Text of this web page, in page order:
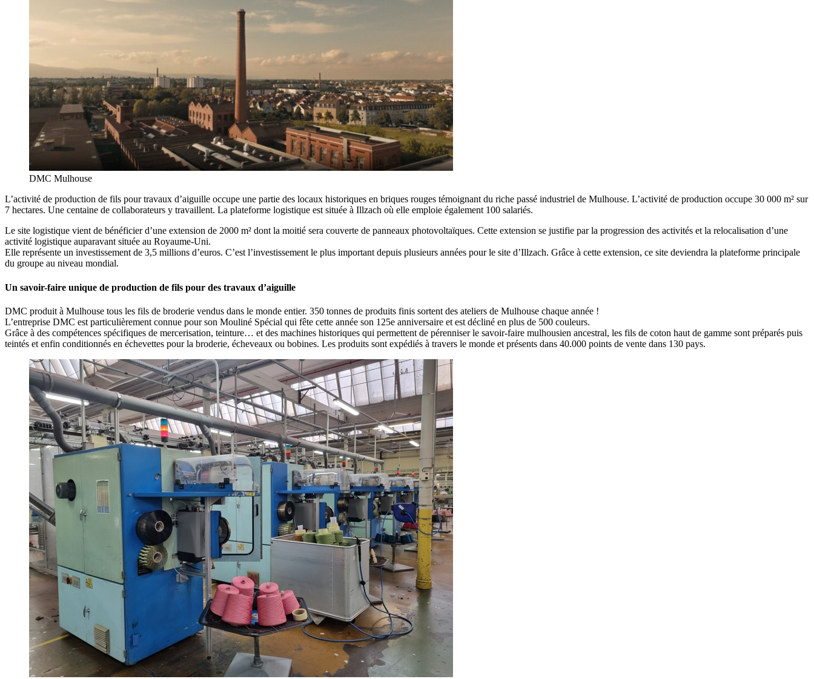
DMC Mulhouse
L’activité de production de fils pour travaux d’aiguille occupe une partie des locaux historiques en briques rouges témoignant du riche passé industriel de Mulhouse. L’activité de production occupe 30 000 m² sur
7 hectares. Une centaine de collaborateurs y travaillent. La plateforme logistique est située à Illzach où elle emploie également 100 salariés.
Le site logistique vient de bénéficier d’une extension de 2000 m² dont la moitié sera couverte de panneaux photovoltaïques. Cette extension se justifie par la progression des activités et la relocalisation d’une
activité logistique auparavant située au Royaume-Uni.
Elle représente un investissement de 3,5 millions d’euros. C’est l’investissement le plus important depuis plusieurs années pour le site d’Illzach. Grâce à cette extension, ce site deviendra la plateforme principale
du groupe au niveau mondial.
Un savoir-faire unique de production de fils pour des travaux d’aiguille
DMC produit à Mulhouse tous les fils de broderie vendus dans le monde entier. 350 tonnes de produits finis sortent des ateliers de Mulhouse chaque année !
L’entreprise DMC est particulièrement connue pour son Mouliné Spécial qui fête cette année son 125e anniversaire et est décliné en plus de 500 couleurs.
Grâce à des compétences spécifiques de mercerisation, teinture… et des machines historiques qui permettent de pérenniser le savoir-faire mulhousien ancestral, les fils de coton haut de gamme sont préparés puis
teintés et enfin conditionnés en échevettes pour la broderie, écheveaux ou bobines. Les produits sont expédiés à travers le monde et présents dans 40.000 points de vente dans 130 pays.